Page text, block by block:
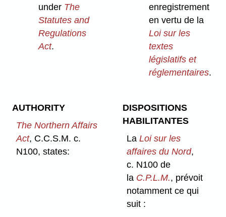
under The
Statutes and
Regulations
Act.
enregistrement
en vertu de la
Loi sur les
textes
législatifs et
réglementaires.
AUTHORITY
The Northern Affairs
Act, C.C.S.M. c.
N100, states:
DISPOSITIONS
HABILITANTES
LaLoi sur les
affaires du Nord,
c. N100 de
la C.P.L.M., prévoit
notamment ce qui
suit :